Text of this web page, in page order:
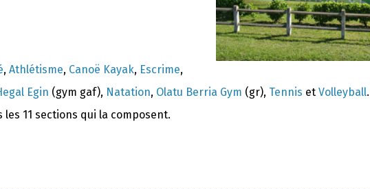
, Athlétisme, Canoë Kayak, Escrime,
Egin (gym gaf), Natation, Olatu Berria Gym (gr), Tennis et Volleyball.
11 sections qui la composent.